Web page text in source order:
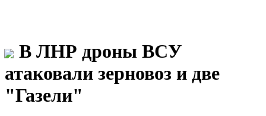
В ЛНР дроны ВСУ
атаковали зерновоз и две
"Газели"